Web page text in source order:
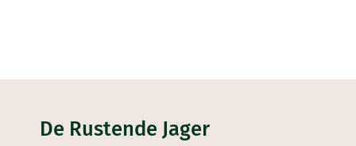
De Rustende Jager